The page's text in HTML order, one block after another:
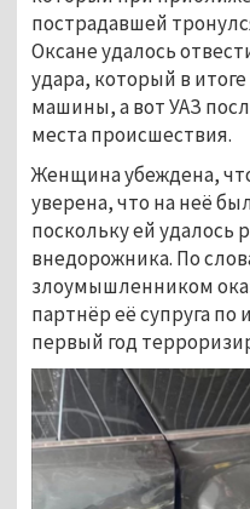
пострадавшей
Оксане удалось
удара, который в
машины, а вот УАЗ
места происшествия.
Женщина убеждена,
уверена, что на неё
поскольку ей удалось
внедорожника. По
злоумышленником
партнёр её супруга
первый год